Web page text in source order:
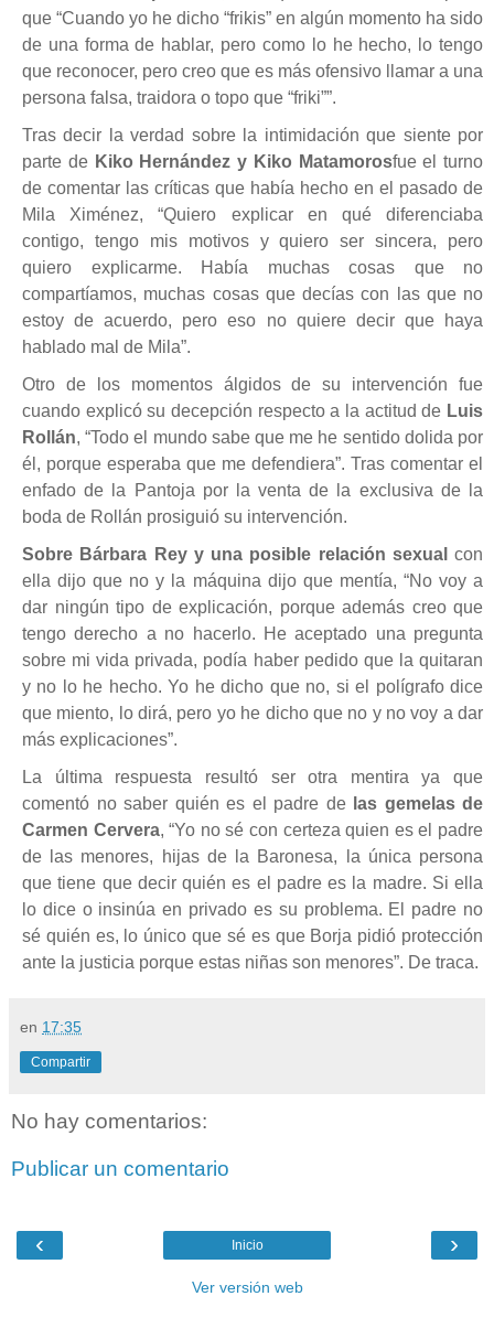
que “Cuando yo he dicho “frikis” en algún momento ha sido
de una forma de hablar, pero como lo he hecho, lo tengo
que reconocer, pero creo que es más ofensivo llamar a una
persona falsa, traidora o topo que “friki””.
Tras decir la verdad sobre la intimidación que siente por
parte de Kiko Hernández y Kiko Matamorosfue el turno
de comentar las críticas que había hecho en el pasado de
Mila Ximénez, “Quiero explicar en qué diferenciaba
contigo, tengo mis motivos y quiero ser sincera, pero
quiero explicarme. Había muchas cosas que no
compartíamos, muchas cosas que decías con las que no
estoy de acuerdo, pero eso no quiere decir que haya
hablado mal de Mila”.
Otro de los momentos álgidos de su intervención fue
cuando explicó su decepción respecto a la actitud de Luis
Rollán, “Todo el mundo sabe que me he sentido dolida por
él, porque esperaba que me defendiera”. Tras comentar el
enfado de la Pantoja por la venta de la exclusiva de la
boda de Rollán prosiguió su intervención.
Sobre Bárbara Rey y una posible relación sexual con
ella dijo que no y la máquina dijo que mentía, “No voy a
dar ningún tipo de explicación, porque además creo que
tengo derecho a no hacerlo. He aceptado una pregunta
sobre mi vida privada, podía haber pedido que la quitaran
y no lo he hecho. Yo he dicho que no, si el polígrafo dice
que miento, lo dirá, pero yo he dicho que no y no voy a dar
más explicaciones”.
La última respuesta resultó ser otra mentira ya que
comentó no saber quién es el padre de las gemelas de
Carmen Cervera, “Yo no sé con certeza quien es el padre
de las menores, hijas de la Baronesa, la única persona
que tiene que decir quién es el padre es la madre. Si ella
lo dice o insinúa en privado es su problema. El padre no
sé quién es, lo único que sé es que Borja pidió protección
ante la justicia porque estas niñas son menores”. De traca.
en 17:35
Compartir
No hay comentarios:
Publicar un comentario
‹ ›
Inicio
Ver versión web